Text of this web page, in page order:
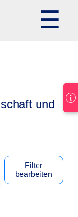
☰
und
Filter
bearbeiten